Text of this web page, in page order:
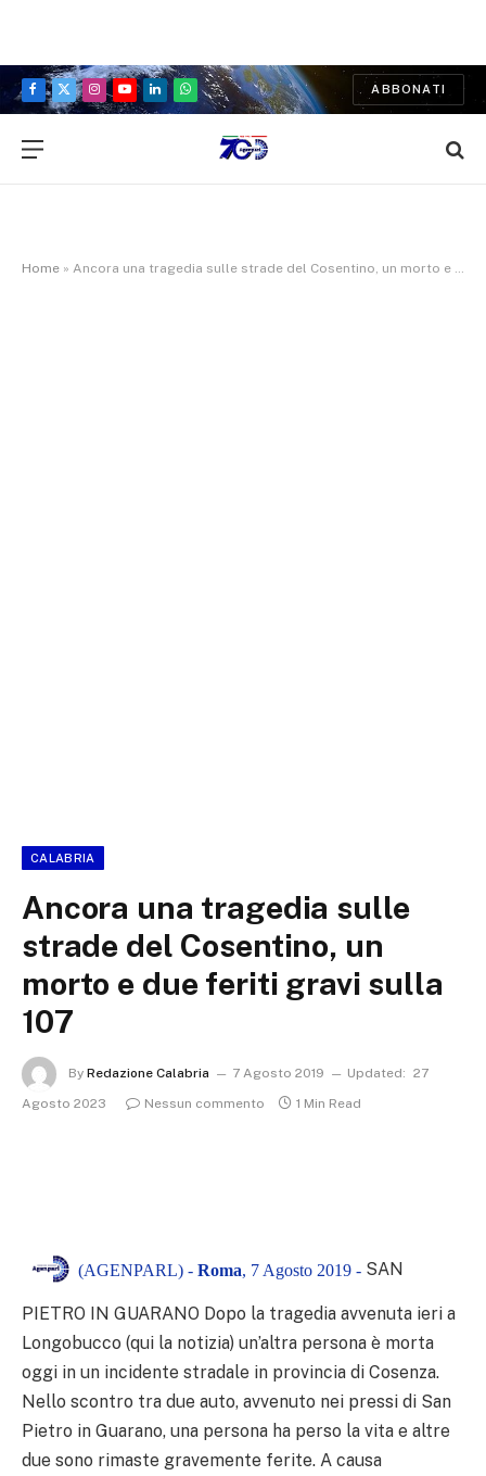
Facebook
X
Instagram
YouTubeLinkedInWhatsApp
ABBONATI
Home » Ancora una tragedia sulle strade del Cosentino, un morto e due feriti gravi sulla 107
CALABRIA
Ancora una tragedia sulle
strade del Cosentino, un
morto e due feriti gravi sulla
107
By Redazione Calabria 7 Agosto 2019 Updated: 27
Agosto 2023
Nessun commento 1 Min Read
(AGENPARL) - Roma, 7 Agosto 2019 - SAN
PIETRO IN GUARANO Dopo la tragedia avvenuta ieri a
Longobucco (qui la notizia) un’altra persona è morta
oggi in un incidente stradale in provincia di Cosenza.
Nello scontro tra due auto, avvenuto nei pressi di San
Pietro in Guarano, una persona ha perso la vita e altre
due sono rimaste gravemente ferite. A causa